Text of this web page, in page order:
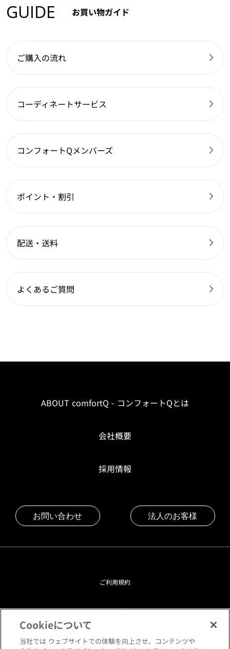
GUIDE お買い物ガイド
ご購入の流れ
コーディネートサービス
コンフォートQメンバーズ
ポイント・割引
配送・送料
よくあるご質問
ABOUT comfortQ - コンフォートQとは
会社概要
採用情報
お問い合わせ 法人のお客様
ご利用規約
プライバシーポリシー
クッキーポリシー
Cookieについて
当社では ウェブサイトでの体験を向上させ、コンテンツや